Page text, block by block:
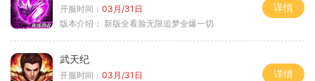
开服时间： 03月/31日
版本介绍： 新版全看脸无限追梦全爆一切
详情
武天纪
开服时间： 03月/31日
详情